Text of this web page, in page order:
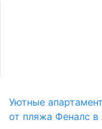
Уютные
от пляжа Феналс